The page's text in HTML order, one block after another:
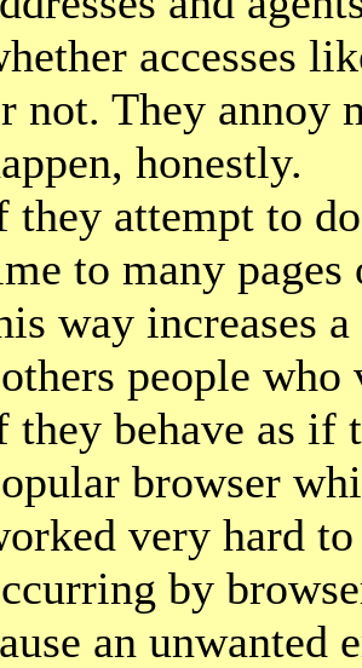
accesses
not. They annoy
honestly.
they attempt to
to many pages
way increases
people who
they behave as if
browser
very hard
by
an unwanted